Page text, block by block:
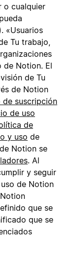
o cualquier
«Usuarios
Tu trabajo,
de Notion. El
de Tu
de Notion
de suscripción
de uso
de
y uso de
Notion se
. Al
y seguir
de Notion
que se
que se